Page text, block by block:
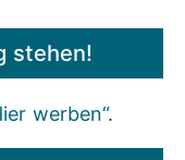
stehen!
werben“.